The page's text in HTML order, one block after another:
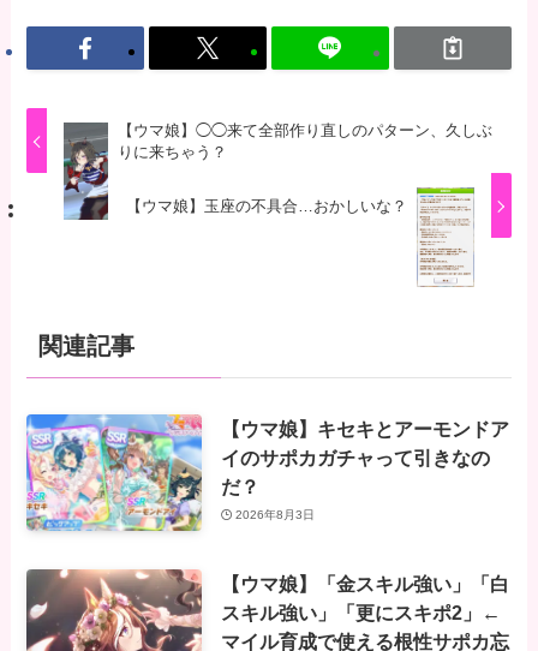
【ウマ娘】◯◯来て全部作り直しのパターン、久しぶ
りに来ちゃう？
【ウマ娘】玉座の不具合…おかしいな？
関連記事
【ウマ娘】キセキとアーモンドア
イのサポカガチャって引きなの
だ？
2026年8月3日
【ウマ娘】「金スキル強い」「白
スキル強い」「更にスキポ2」←
マイル育成で使える根性サポカ忘